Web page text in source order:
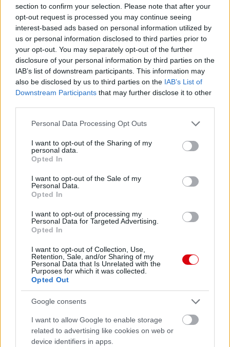
section to confirm your selection. Please note that after your
opt-out request is processed you may continue seeing
interest-based ads based on personal information utilized by
us or personal information disclosed to third parties prior to
your opt-out. You may separately opt-out of the further
disclosure of your personal information by third parties on the
IAB’s list of downstream participants. This information may
also be disclosed by us to third parties on the IAB’s List of
Downstream Participants that may further disclose it to other
Please note that this website/app uses one or more Google
not limited to your visit or usage behaviour. You may click to
grant or deny consent to Google and its third-party tags to
use your data for below specified purposes in below Google
consent section.
Personal Data Processing Opt Outs
I want to opt-out of the Sharing of my
personal data.
Opted In
I want to opt-out of the Sale of my
Personal Data.
Opted In
I want to opt-out of processing my
Personal Data for Targeted Advertising.
Opted In
I want to opt-out of Collection, Use,
Retention, Sale, and/or Sharing of my
Personal Data that Is Unrelated with the
Purposes for which it was collected.
Opted Out
Google consents
I want to allow Google to enable storage
related to advertising like cookies on web or
device identifiers in apps.
Meccs Center
Paris Saint-Germain